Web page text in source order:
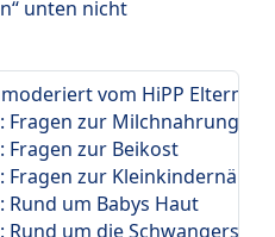
unten nicht